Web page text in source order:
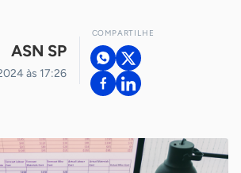
ASN SP
às 17:26
COMPARTILHE